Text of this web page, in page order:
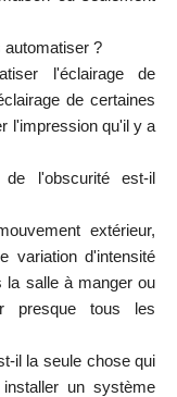
?
l'éclairage de
de certaines
l'impression qu'il y a
l'obscurité est-il
extérieur,
variation d'intensité
la salle à manger ou
presque tous les
il la seule chose qui
un système